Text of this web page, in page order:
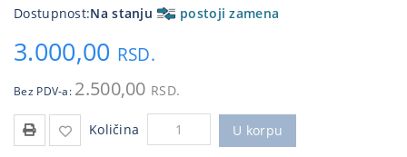
Strujni
Dostupnost:Na stanju postoji zamena
3.000,00 RSD.
Bez PDV-a: 2.500,00 RSD.
Količina U korpu